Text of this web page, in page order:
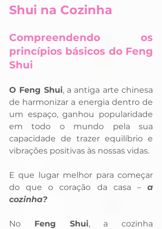
Shui na Cozinha
Compreendendo os
princípios básicos do Feng
Shui
O Feng Shui, a antiga arte chinesa
de harmonizar a energia dentro de
um espaço, ganhou popularidade
em todo o mundo pela sua
capacidade de trazer equilíbrio e
vibrações positivas às nossas vidas.
E que lugar melhor para começar
do que o coração da casa – a
cozinha?
No Feng Shui, a cozinha